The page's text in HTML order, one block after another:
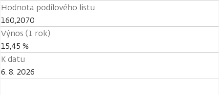
Hodnota podílového listu
160,2070
Výnos (1 rok)
15,45 %
K datu
6. 8. 2026